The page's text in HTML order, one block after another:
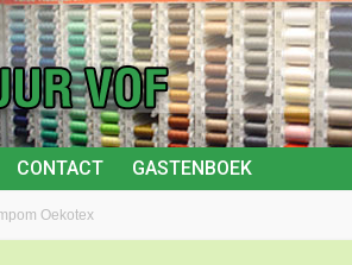
CONTACT GASTENBOEK
Oekotex